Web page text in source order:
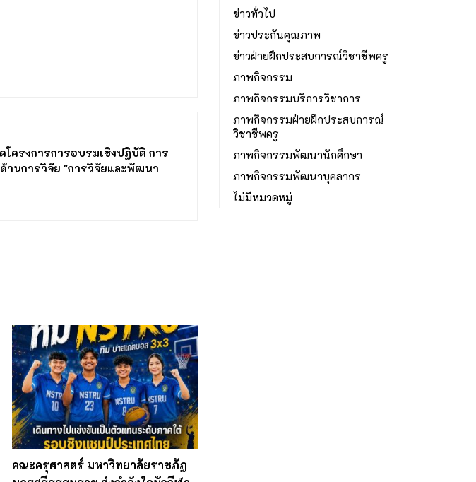
ครงการการอบรมเชิงปฏิบัติ การ
นการวิจัย "การวิจัยและพัฒนา
คณะครุศาสตร์ มหาวิทยาลัยราชภัฏ
ข่าวทั่วไป
ข่าวประกันคุณภาพ
ข่าวฝ่ายฝึกประสบการณ์วิชาชีพครู
ภาพกิจกรรม
ภาพกิจกรรมบริการวิชาการ
ภาพกิจกรรมฝ่ายฝึกประสบการณ์
วิชาชีพครู
ภาพกิจกรรมพัฒนานักศึกษา
ภาพกิจกรรมพัฒนาบุคลากร
ไม่มีหมวดหมู่